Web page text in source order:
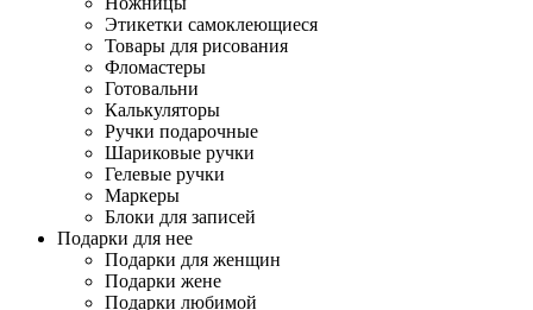
Этикетки самоклеющиеся
Товары для рисования
Фломастеры
Готовальни
Калькуляторы
Ручки подарочные
Шариковые ручки
Гелевые ручки
Маркеры
Блоки для записей
Подарки для нее
Подарки для женщин
Подарки жене
Подарки любимой